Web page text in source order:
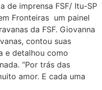
de imprensa FSF/ Itu-SP
Fronteiras um painel
da FSF. Giovanna
contou suas
e detalhou como
“Por trás das
amor. E cada uma